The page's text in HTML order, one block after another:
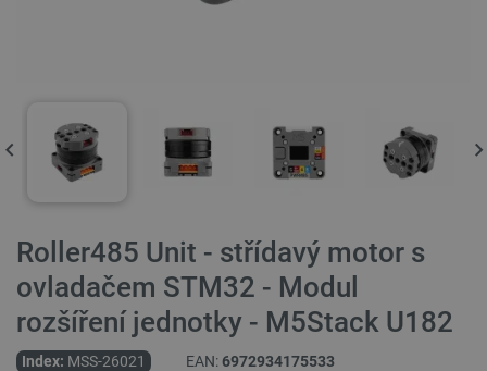
Roller485 Unit - střídavý motor s
ovladačem STM32 - Modul
rozšíření jednotky - M5Stack U182
Index: MSS-26021 EAN:6972934175533